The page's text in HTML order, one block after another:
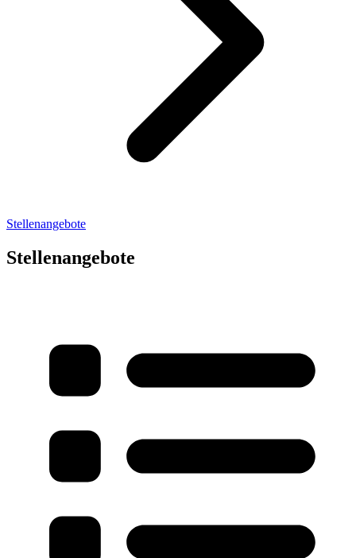
Stellenangebote
Stellenangebote